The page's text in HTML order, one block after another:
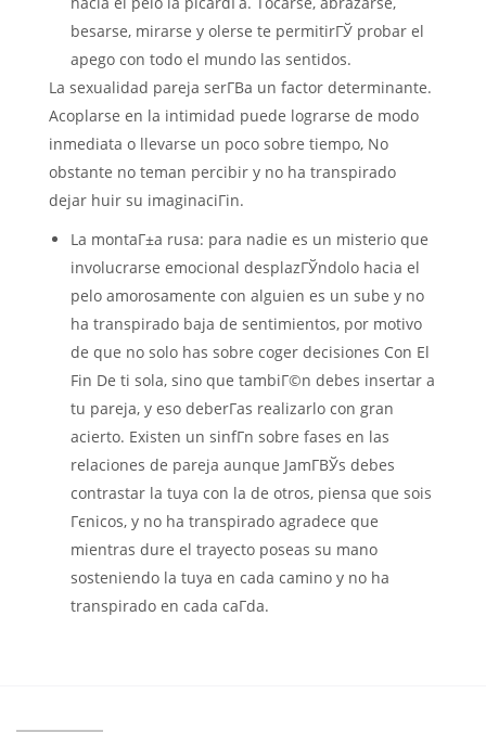
besarse, mirarse y olerse te permitirГЎ probar el
apego con todo el mundo las sentidos.
La sexualidad pareja serГ­В­a un factor determinante.
Acoplarse en la intimidad puede lograrse de modo
inmediata o llevarse un poco sobre tiempo, No
obstante no teman percibir y no ha transpirado
dejar huir su imaginaciГіn.
La montaГ±a rusa: para nadie es un misterio que
involucrarse emocional desplazГЎndolo hacia el
pelo amorosamente con alguien es un sube y no
ha transpirado baja de sentimientos, por motivo
de que no solo has sobre coger decisiones Con El
Fin De ti sola, sino que tambiГ©n debes insertar a
tu pareja, y eso deberГ­as realizarlo con gran
acierto. Existen un sinfГ­n sobre fases en las
relaciones de pareja aunque JamГ­ВЎs debes
contrastar la tuya con la de otros, piensa que sois
Гєnicos, y no ha transpirado agradece que
mientras dure el trayecto poseas su mano
sosteniendo la tuya en cada camino y no ha
transpirado en cada caГ­da.